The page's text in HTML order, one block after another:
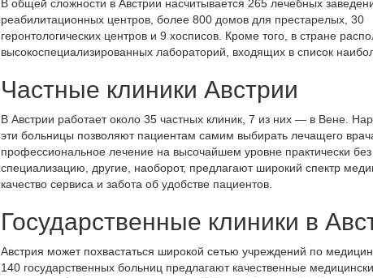
В общей сложности в Австрии насчитывается 265 лечебных
реабилитационных центров, более 800 домов для престарелых, 30
геронтологических центров и 9 хосписов. Кроме того, в стране
высокоспециализированных лабораторий, входящих в список
Частные клиники Австрии
В Австрии работает около 35 частных клиник, 7 из них — в Вене.
эти больницы позволяют пациентам самим выбирать лечащего
профессиональное лечение на высочайшем уровне практически
специализацию, другие, наоборот, предлагают широкий спектр
качество сервиса и забота об удобстве пациентов.
Государственные клиники в
Австрия может похвастаться широкой сетью учреждений по
140 государственных больниц предлагают качественные